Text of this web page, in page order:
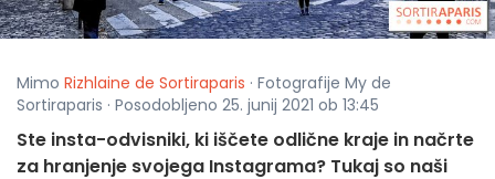
Mimo Rizhlaine de Sortiraparis · Fotografije My de
Sortiraparis · Posodobljeno 25. junij 2021 ob 13:45
Ste insta-odvisniki, ki iščete odlične kraje in načrte
za hranjenje svojega Instagrama? Tukaj so naši